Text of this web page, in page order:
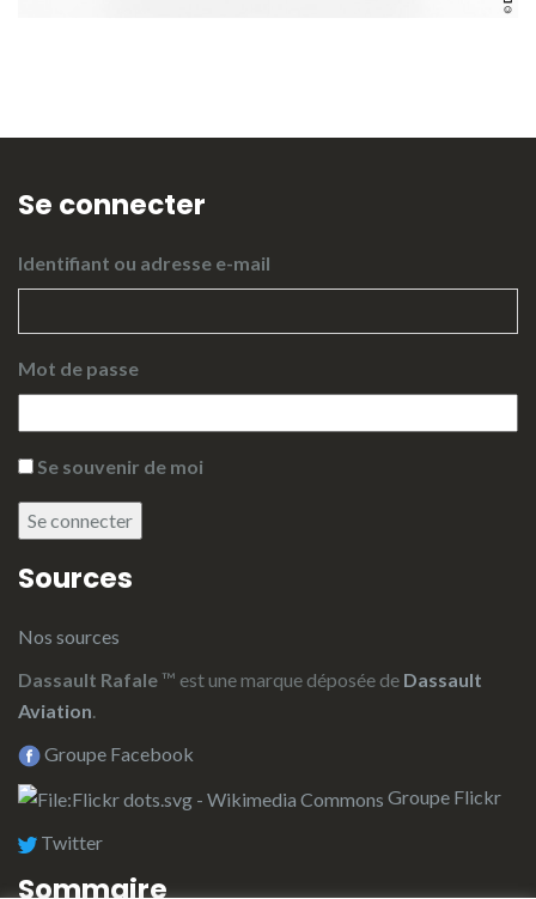
Se connecter
Identifiant ou adresse e-mail
Mot de passe
Se souvenir de moi
Se connecter
Sources
Nos sources
Dassault Rafale™ est une marque déposée de Dassault
Aviation.
Groupe Facebook
Groupe Flickr
Twitter
Sommaire